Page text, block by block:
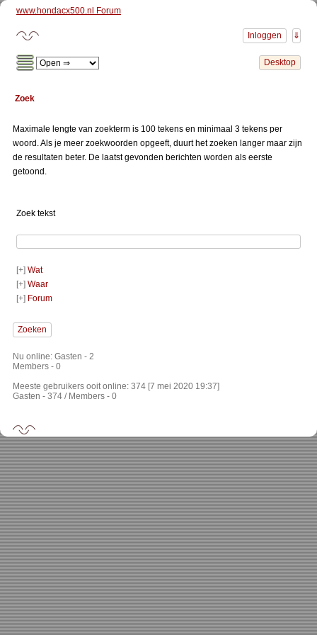
www.hondacx500.nl Forum
Zoek
Maximale lengte van zoekterm is 100 tekens en minimaal 3 tekens per
woord. Als je meer zoekwoorden opgeeft, duurt het zoeken langer maar zijn
de resultaten beter. De laatst gevonden berichten worden als eerste
getoond.
Zoek tekst
[+] Wat
[+] Waar
[+] Forum
Nu online: Gasten - 2
Members - 0
Meeste gebruikers ooit online: 374 [7 mei 2020 19:37]
Gasten - 374 / Members - 0